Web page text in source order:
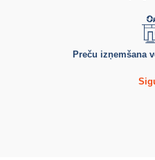
Preču izņemšana